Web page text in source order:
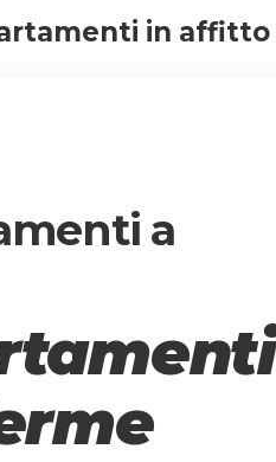
in affitto
a